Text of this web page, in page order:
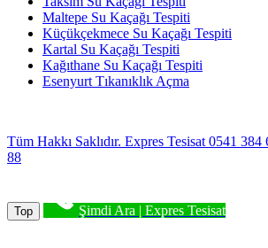
Maltepe Su Kaçağı Tespiti
Küçükçekmece Su Kaçağı Tespiti
Kartal Su Kaçağı Tespiti
Kağıthane Su Kaçağı Tespiti
Esenyurt Tıkanıklık Açma
Tüm Hakkı Saklıdır. Expres Tesisat 0541
88
Top Şimdi Ara | Expres Tesisat